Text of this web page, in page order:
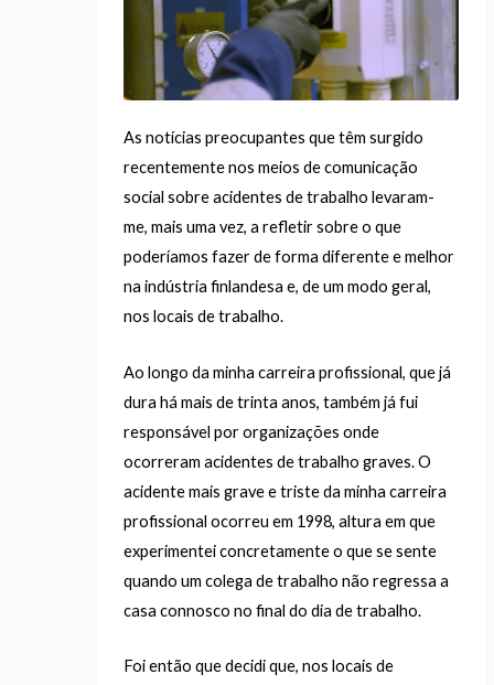
As notícias preocupantes que têm surgido
recentemente nos meios de comunicação
social sobre acidentes de trabalho levaram-
me, mais uma vez, a refletir sobre o que
poderíamos fazer de forma diferente e melhor
na indústria finlandesa e, de um modo geral,
nos locais de trabalho.
Ao longo da minha carreira profissional, que já
dura há mais de trinta anos, também já fui
responsável por organizações onde
ocorreram acidentes de trabalho graves. O
acidente mais grave e triste da minha carreira
profissional ocorreu em 1998, altura em que
experimentei concretamente o que se sente
quando um colega de trabalho não regressa a
casa connosco no final do dia de trabalho.
Foi então que decidi que, nos locais de